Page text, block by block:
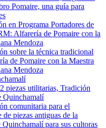
Pomaire, una guía para
en Programa Portadores de
Alfarería de Pomaire con la
Mendoza
sobre la técnica tradicional
de Pomaire con la Maestra
Mendoza
piezas utilitarias, Tradición
Quinchamalí
comunitaria para el
de piezas antiguas de la
Quinchamalí para sus cultoras